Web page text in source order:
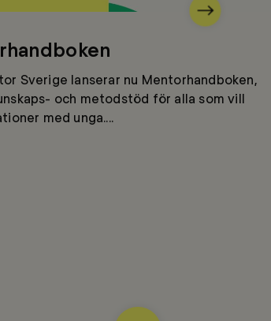
Sverige lanserar nu Mentorhandboken,
och metodstöd för alla som vill
med unga....
Nästa